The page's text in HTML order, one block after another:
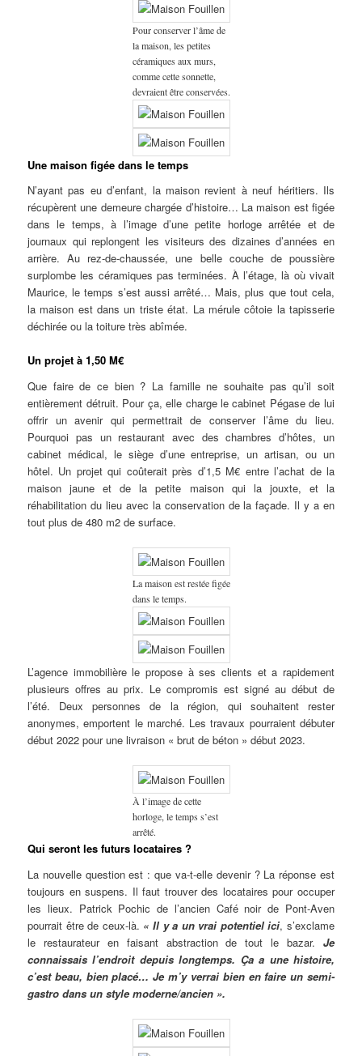
Pour conserver l’âme de
la maison, les petites
céramiques aux murs,
comme cette sonnette,
devraient être conservées.
Une maison figée dans le temps
N’ayant pas eu d’enfant, la maison revient à neuf héritiers. Ils
récupèrent une demeure chargée d’histoire… La maison est figée
dans le temps, à l’image d’une petite horloge arrêtée et de
journaux qui replongent les visiteurs des dizaines d’années en
arrière. Au rez-de-chaussée, une belle couche de poussière
surplombe les céramiques pas terminées. À l’étage, là où vivait
Maurice, le temps s’est aussi arrêté… Mais, plus que tout cela,
la maison est dans un triste état. La mérule côtoie la tapisserie
déchirée ou la toiture très abîmée.
Un projet à 1,50 M€
Que faire de ce bien ? La famille ne souhaite pas qu’il soit
entièrement détruit. Pour ça, elle charge le cabinet Pégase de lui
offrir un avenir qui permettrait de conserver l’âme du lieu.
Pourquoi pas un restaurant avec des chambres d’hôtes, un
cabinet médical, le siège d’une entreprise, un artisan, ou un
hôtel. Un projet qui coûterait près d’1,5 M€ entre l’achat de la
maison jaune et de la petite maison qui la jouxte, et la
réhabilitation du lieu avec la conservation de la façade. Il y a en
tout plus de 480 m2 de surface.
La maison est restée figée
dans le temps.
L’agence immobilière le propose à ses clients et a rapidement
plusieurs offres au prix. Le compromis est signé au début de
l’été. Deux personnes de la région, qui souhaitent rester
anonymes, emportent le marché. Les travaux pourraient débuter
début 2022 pour une livraison « brut de béton » début 2023.
À l’image de cette
horloge, le temps s’est
arrêté.
Qui seront les futurs locataires ?
La nouvelle question est : que va-t-elle devenir ? La réponse est
toujours en suspens. Il faut trouver des locataires pour occuper
les lieux. Patrick Pochic de l’ancien Café noir de Pont-Aven
pourrait être de ceux-là. « Il y a un vrai potentiel ici, s’exclame
le restaurateur en faisant abstraction de tout le bazar. Je
connaissais l’endroit depuis longtemps. Ça a une histoire,
c’est beau, bien placé… Je m’y verrai bien en faire un semi-
gastro dans un style moderne/ancien ».